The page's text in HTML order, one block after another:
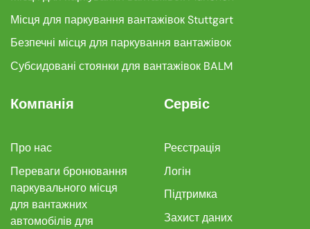
Місця для паркування вантажівок Stuttgart
Безпечні місця для паркування вантажівок
Субсидовані стоянки для вантажівок BALM
Компанія
Про нас
Переваги бронювання
паркувального місця
для вантажних
автомобілів для
Сервіс
Реєстрація
Логін
Підтримка
Захист даних